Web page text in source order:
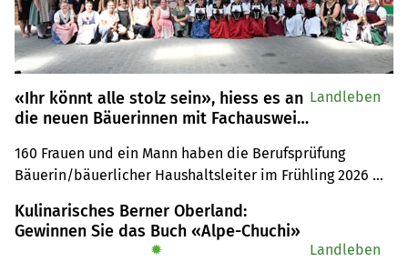
«Ihr könnt alle stolz sein», hiess es an
die neuen Bäuerinnen mit Fachausweis
160 Frauen und ein Mann haben die Berufsprüfung
Bäuerin/bäuerlicher Haushaltsleiter im Frühling 2026
verdienten Fachausweis und viel Wertschätzung.
Landleben
Kulinarisches Berner Oberland:
Gewinnen Sie das Buch «Alpe-Chuchi»
✹ Landleben